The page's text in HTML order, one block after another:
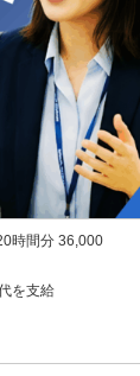
時間分 36,000
を⽀給